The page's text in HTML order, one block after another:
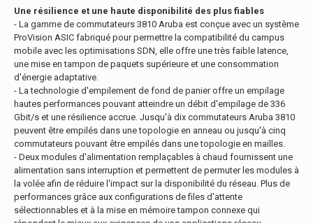
Une résilience et une haute disponibilité des plus fiables
- La gamme de commutateurs 3810 Aruba est conçue avec un système
ProVision ASIC fabriqué pour permettre la compatibilité du campus
mobile avec les optimisations SDN, elle offre une très faible latence,
une mise en tampon de paquets supérieure et une consommation
d'énergie adaptative.
- La technologie d'empilement de fond de panier offre un empilage
hautes performances pouvant atteindre un débit d'empilage de 336
Gbit/s et une résilience accrue. Jusqu'à dix commutateurs Aruba 3810
peuvent être empilés dans une topologie en anneau ou jusqu'à cinq
commutateurs pouvant être empilés dans une topologie en mailles.
- Deux modules d'alimentation remplaçables à chaud fournissent une
alimentation sans interruption et permettent de permuter les modules à
la volée afin de réduire l'impact sur la disponibilité du réseau. Plus de
performances grâce aux configurations de files d'attente
sélectionnables et à la mise en mémoire tampon connexe qui